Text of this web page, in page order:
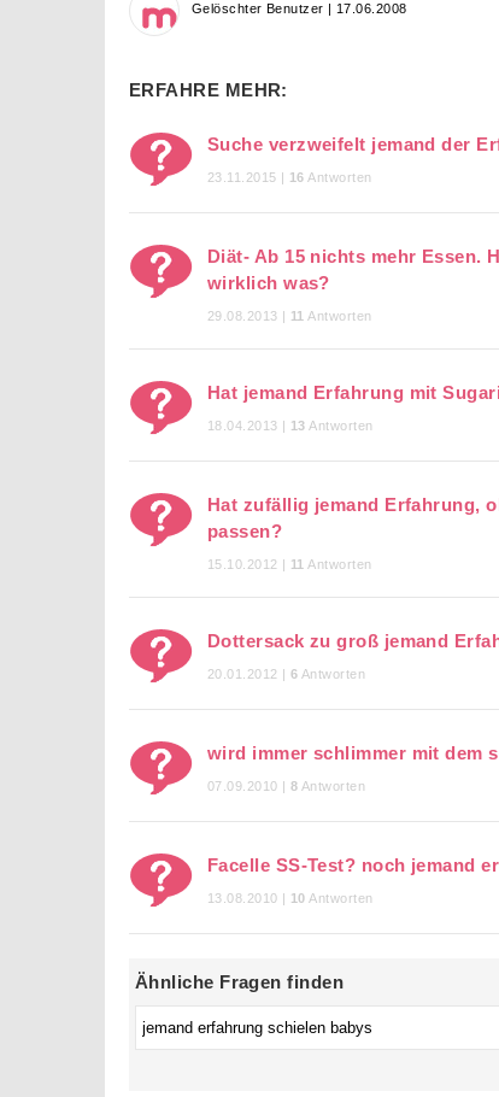
Gelöschter Benutzer | 17.06.2008
ERFAHRE MEHR:
Suche verzweifelt jemand der
23.11.2015 | 16 Antworten
Diät- Ab 15 nichts mehr Essen.
wirklich was?
29.08.2013 | 11 Antworten
Hat jemand Erfahrung mit
18.04.2013 | 13 Antworten
Hat zufällig jemand Erfahrung,
passen?
15.10.2012 | 11 Antworten
Dottersack zu groß jemand
20.01.2012 | 6 Antworten
wird immer schlimmer mit dem
07.09.2010 | 8 Antworten
Facelle SS-Test? noch jemand
13.08.2010 | 10 Antworten
Ähnliche Fragen finden